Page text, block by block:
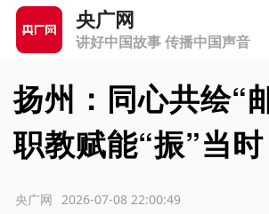
央广网
讲好中国故事 传播中国声音
扬州：同心共绘“
职教赋能“振”当时
2026-07-08 22:00:49
央广网